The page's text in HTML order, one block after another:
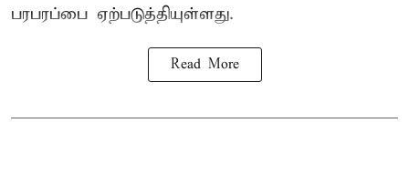
பரபரப்பை ஏற்படுத்தியுள்ளது.
Read More